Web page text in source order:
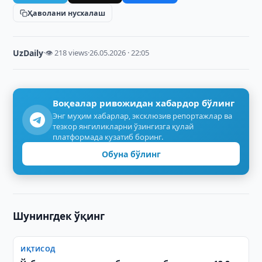
Ҳаволани нусхалаш
UzDaily·👁 218 views·26.05.2026 · 22:05
Воқеалар ривожидан хабардор бўлинг
Энг муҳим хабарлар, эксклюзив репортажлар ва
тезкор янгиликларни ўзингизга қулай
платформада кузатиб боринг.
Обуна бўлинг
Шунингдек ўқинг
ИҚТИСОД